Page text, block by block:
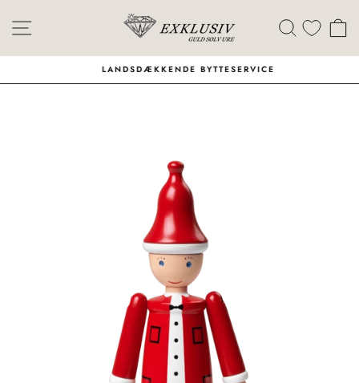
Søg
LANDSDÆKKENDE BYTTESERVICE